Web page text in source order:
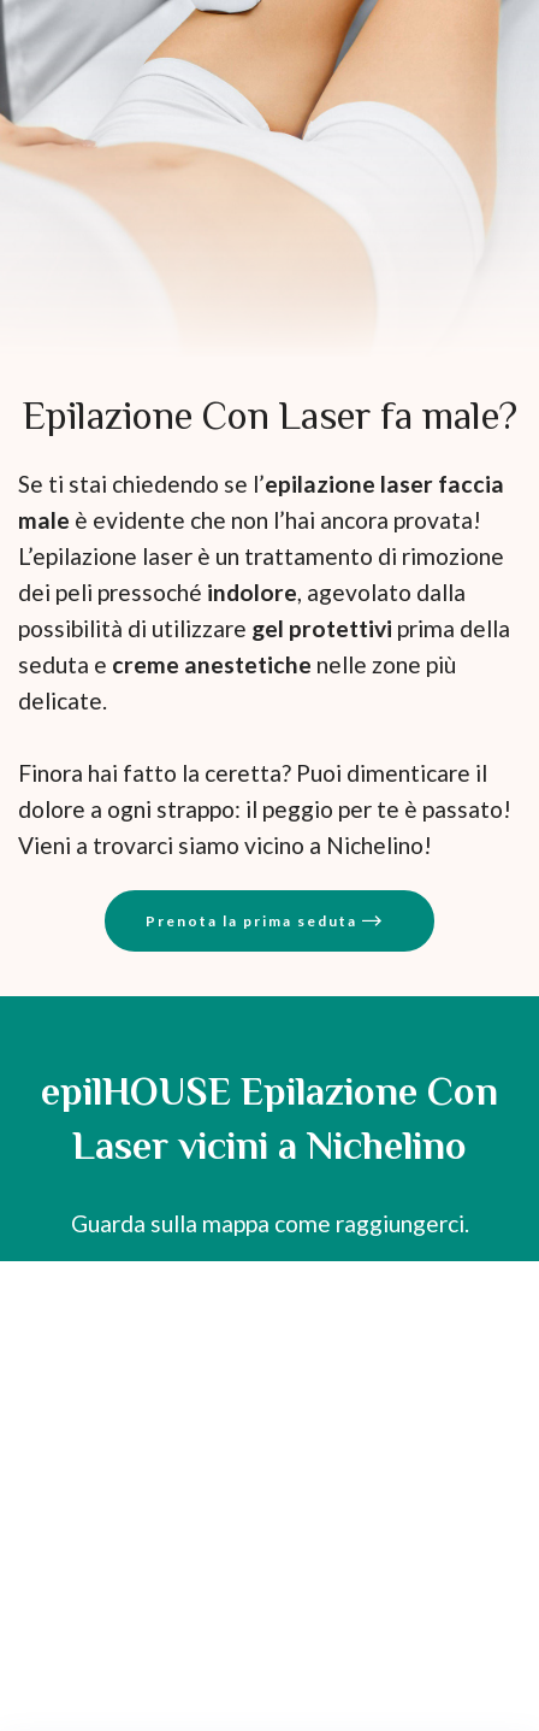
Epilazione Con Laser fa male?
Se ti stai chiedendo se l’epilazione laser faccia
male è evidente che non l’hai ancora provata!
L’epilazione laser è un trattamento di rimozione
dei peli pressoché indolore , agevolato dalla
possibilità di utilizzare gel protettivi prima della
seduta e creme anestetiche nelle zone più
delicate.
Finora hai fatto la ceretta? Puoi dimenticare il
dolore a ogni strappo: il peggio per te è passato!
Vieni a trovarci siamo vicino a Nichelino!
Prenota la prima seduta
epilHOUSE Epilazione Con
Laser vicini a Nichelino
Guarda sulla mappa come raggiungerci.